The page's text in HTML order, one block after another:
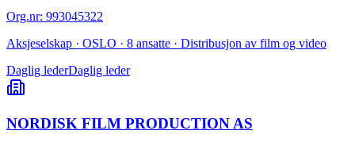
Org.nr: 993045322
Aksjeselskap · OSLO · 8 ansatte · Distribusjon av film og video
Daglig lederDaglig leder
NORDISK FILM PRODUCTION AS